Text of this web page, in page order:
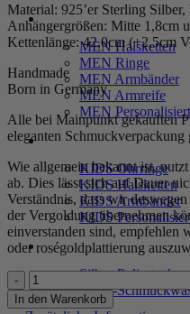
MEN
MEN Halsketten
MEN Ringe
MEN Armbänder
MEN Armreife
MEN
KIDS
KIDS Ohrringe
KIDS Halsketten
KIDS Armbänder
KIDS
PRODUKTPFLEGE
Silber-Poliertuch
Silber-
Material: 925’er Sterling
Anhängergrößen: Mitte 1,8cm
Kettenlänge: 42,0cm (+2,5cm
Handmade
Born in Germany
Alle bei Mainpunkt gekauften
eleganten Schmuckverpackung
Wie allgemein bekannt ist,
ab. Dies lässt sich auf Dauer
Verständnis, dass wir
der Vergoldung übernehmen
einverstanden sind, empfehlen
oder roségoldplattierung
Kette
"Coslada"
mit
In den Warenkorb